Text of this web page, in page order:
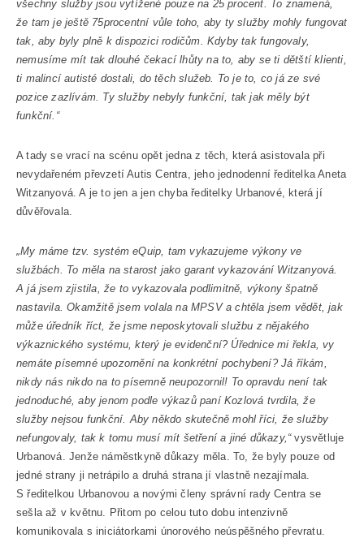
všechny služby jsou vytížené pouze na 25 procent. To znamená,
že tam je ještě 75procentní vůle toho, aby ty služby mohly fungovat
tak, aby byly plně k dispozici rodičům. Kdyby tak fungovaly,
nemusíme mít tak dlouhé čekací lhůty na to, aby se ti dětští klienti,
ti malincí autisté dostali, do těch služeb. To je to, co já ze své
pozice zazlívám. Ty služby nebyly funkční, tak jak měly být
funkční.“
A tady se vrací na scénu opět jedna z těch, která asistovala při
nevydařeném převzetí Autis Centra, jeho jednodenní ředitelka Aneta
Witzanyová. A je to jen a jen chyba ředitelky Urbanové, která jí
důvěřovala.
„My máme tzv. systém eQuip, tam vykazujeme výkony ve
službách. To měla na starost jako garant vykazování Witzanyová.
A já jsem zjistila, že to vykazovala podlimitně, výkony špatně
nastavila. Okamžitě jsem volala na MPSV a chtěla jsem vědět, jak
může úředník říct, že jsme neposkytovali službu z nějakého
výkaznického systému, který je evidenční? Úřednice mi řekla, vy
nemáte písemné upozornění na konkrétní pochybení? Já říkám,
nikdy nás nikdo na to písemně neupozornil! To opravdu není tak
jednoduché, aby jenom podle výkazů paní Kozlová tvrdila, že
služby nejsou funkční. Aby někdo skutečně mohl říci, že služby
nefungovaly, tak k tomu musí mít šetření a jiné důkazy,“vysvětluje
Urbanová. Jenže náměstkyně důkazy měla. To, že byly pouze od
jedné strany ji netrápilo a druhá strana jí vlastně nezajímala.
S ředitelkou Urbanovou a novými členy správní rady Centra se
sešla až v květnu. Přitom po celou tuto dobu intenzivně
komunikovala s iniciátorkami únorového neúspěšného převratu.